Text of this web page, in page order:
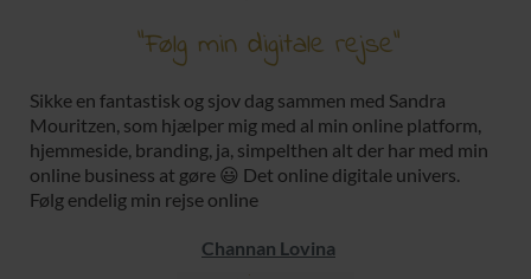
"Følg min digitale rejse"
Sikke en fantastisk og sjov dag sammen med Sandra
Mouritzen, som hjælper mig med al min online platform,
hjemmeside, branding, ja, simpelthen alt der har med min
online business at gøre 😃 Det online digitale univers.
Følg endelig min rejse online
Channan Lovina